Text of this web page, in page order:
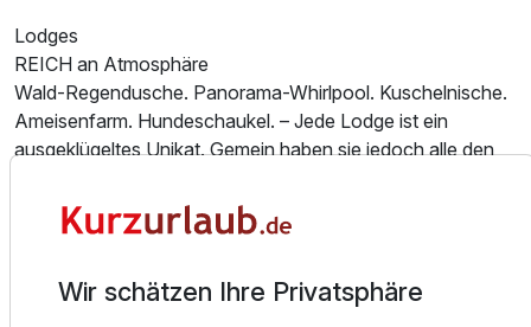
Lodges
REICH an Atmosphäre
Wald-Regendusche. Panorama-Whirlpool. Kuschelnische.
Ameisenfarm. Hundeschaukel. – Jede Lodge ist ein
ausgeklügeltes Unikat. Gemein haben sie jedoch alle den
die sanfte Abendröte sowie die Detailverliebtheit und den
smarten IdeenREICHtum. Architektur gepaart mit
Wir schätzen Ihre Privatsphäre